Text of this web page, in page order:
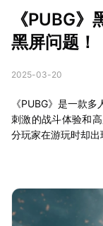
《PUBG
黑屏问题！
2025-03-20
《PUBG》是一款
刺激的战斗体验和
分玩家在游玩时却出